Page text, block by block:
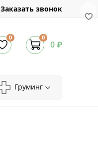
Заказать звонок
0 0
0 ₽
Груминг